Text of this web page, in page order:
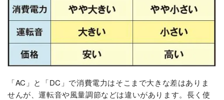
「AC」と「DC」で消費電力はそこまで大きな差はありま
せんが、運転音や風量調節などは違いがあります。長く使